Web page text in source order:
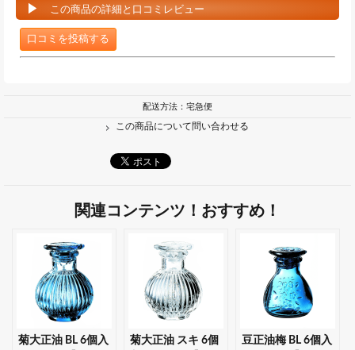
この商品の詳細と口コミレビュー
口コミを投稿する
配送方法：宅急便
この商品について問い合わせる
関連コンテンツ！おすすめ！
菊大正油 BL 6個入 菊大正油 スキ 6個 豆正油梅 BL 6個入